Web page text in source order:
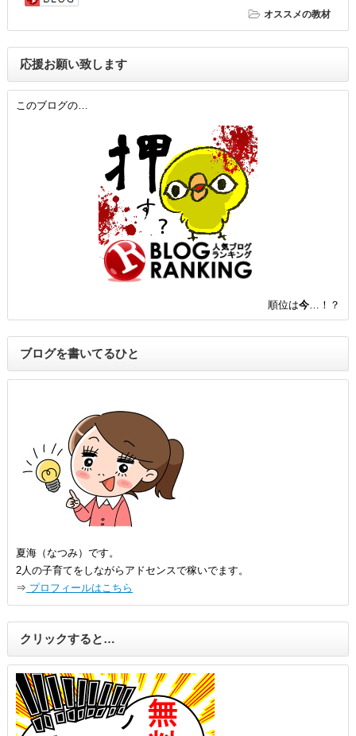
オススメの教材
応援お願い致します
このブログの…
順位は今…！？
ブログを書いてるひと
夏海（なつみ）です。
2人の子育てをしながらアドセンスで稼いでます。
⇒ プロフィールはこちら
クリックすると…